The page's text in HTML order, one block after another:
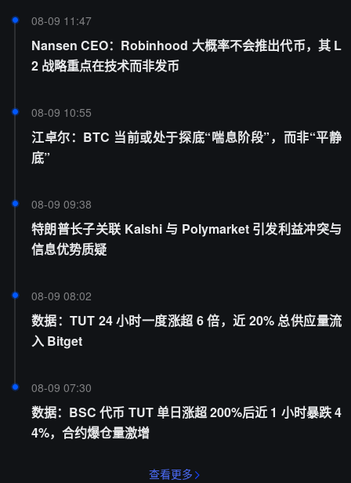
08-09 11:47
Nansen CEO：Robinhood 大概率不会推出代币，其 L
2 战略重点在技术而非发币
08-09 10:55
江卓尔：BTC 当前或处于探底“喘息阶段”，而非“平静
底”
08-09 09:38
特朗普长子关联 Kalshi 与 Polymarket 引发利益冲突与
信息优势质疑
08-09 08:02
数据：TUT 24 小时一度涨超 6 倍，近 20% 总供应量流
入 Bitget
08-09 07:30
数据：BSC 代币 TUT 单日涨超 200%后近 1 小时暴跌 4
4%，合约爆仓量激增
查看更多